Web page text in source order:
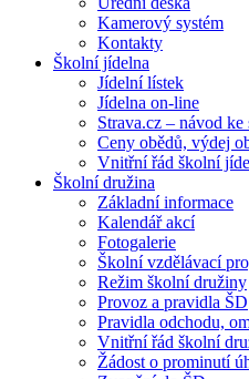
Kamerový systém
Kontakty
Školní jídelna
Jídelní lístek
Jídelna on-line
Strava.cz – návod ke
Ceny obědů, výdej
Vnitřní řád školní
Školní družina
Základní informace
Kalendář akcí
Fotogalerie
Školní vzdělávací
Režim školní družiny
Provoz a pravidla ŠD
Pravidla odchodu,
Vnitřní řád školní
Žádost o prominutí